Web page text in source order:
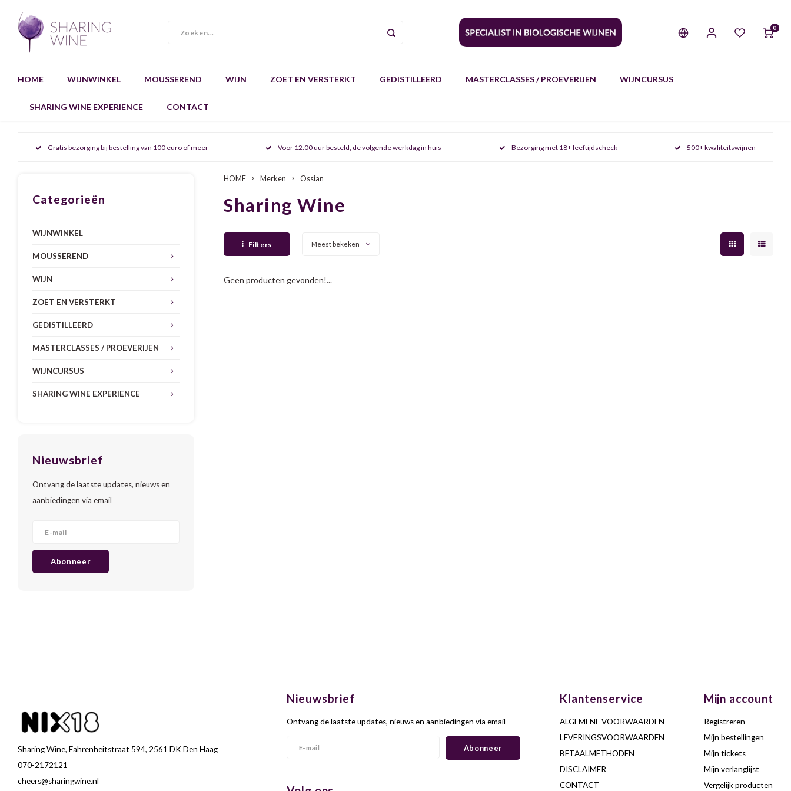
0
HOME WIJNWINKEL MOUSSEREND WIJN ZOET EN VERSTERKT GEDISTILLEERD MASTERCLASSES / PROEVERIJEN WIJNCURSUS
SHARING WINE EXPERIENCE CONTACT
Gratis bezorging bij bestelling van 100 euro of meer Voor 12.00 uur besteld, de volgende werkdag in huis Bezorging met 18+ leeftijdscheck 500+ kwaliteitswijnen
Categorieën
WIJNWINKEL
MOUSSEREND
WIJN
ZOET EN VERSTERKT
GEDISTILLEERD
MASTERCLASSES / PROEVERIJEN
WIJNCURSUS
SHARING WINE EXPERIENCE
Nieuwsbrief
Ontvang de laatste updates, nieuws en
aanbiedingen via email
Abonneer
HOME Merken Ossian
Sharing Wine
Filters Meest bekeken
Geen producten gevonden!...
Sharing Wine, Fahrenheitstraat 594, 2561 DK Den Haag
070-2172121
cheers@sharingwine.nl
Nieuwsbrief
Ontvang de laatste updates, nieuws en aanbiedingen via email
Abonneer
Klantenservice
ALGEMENE VOORWAARDEN
LEVERINGSVOORWAARDEN
BETAALMETHODEN
DISCLAIMER
CONTACT
Mijn account
Registreren
Mijn bestellingen
Mijn tickets
Mijn verlanglijst
Vergelijk producten